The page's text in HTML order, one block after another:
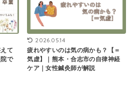
て
で
2026.05.14
疲れやすいのは気の病かも？【＝
気虚】｜熊本・合志市の自律神経
ケア｜女性鍼灸師が解説